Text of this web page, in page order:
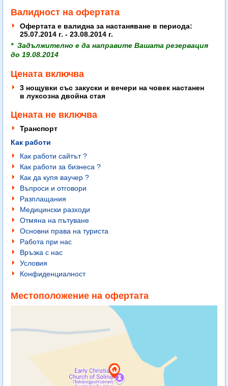
Валидност на офертата
Офертата е валидна за настаняване в периода:
25.07.2014 г. - 23.08.2014 г.
* Задължително е да направите Вашата резервация
до 19.08.2014
Цената включва
3 нощувки със закуски и вечери на човек настанен
в луксозна двойна стая
Цената не включва
Транспорт
Как работи
Как работи сайтът ?
Как работи за бизнеса ?
Как да купя ваучер ?
Въпроси и отговори
Разплащания
Медицински разходи
Отмяна на пътуване
Основни права на туриста
Работа при нас
Връзка с нас
Условия
Конфиденциалност
Местоположение на офертата